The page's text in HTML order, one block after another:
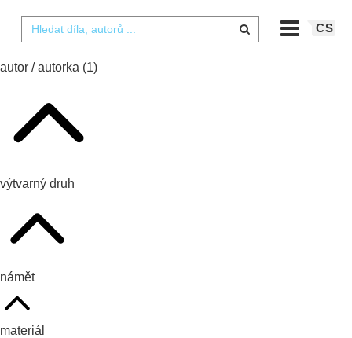
CS
autor / autorka (1)
výtvarný druh
námět
materiál